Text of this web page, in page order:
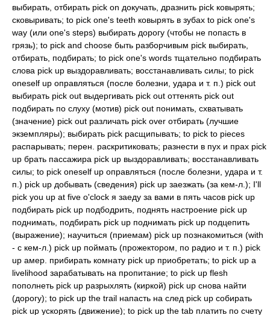
выбирать, отбирать pick on докучать, дразнить pick ковырять;
сковыривать; to pick one's teeth ковырять в зубах to pick one's
way (или one's steps) выбирать дорогу (чтобы не попасть в
грязь); to pick and choose быть разборчивым pick выбирать,
отбирать, подбирать; to pick one's words тщательно подбирать
слова pick up выздоравливать; восстанавливать силы; to pick
oneself up оправляться (после болезни, удара и т. п.) pick out
выбирать pick out выдергивать pick out оттенять pick out
подбирать по слуху (мотив) pick out понимать, схватывать
(значение) pick out различать pick over отбирать (лучшие
экземпляры); выбирать pick расщипывать; to pick to pieces
распарывать; перен. раскритиковать; разнести в пух и прах pick
up брать пассажира pick up выздоравливать; восстанавливать
силы; to pick oneself up оправляться (после болезни, удара и т.
п.) pick up добывать (сведения) pick up заезжать (за кем-л.); I'll
pick you up at five o'clock я заеду за вами в пять часов pick up
подбирать pick up подбодрить, поднять настроение pick up
поднимать, подбирать pick up поднимать pick up подцепить
(выражение); научиться (приемам) pick up познакомиться (with
- с кем-л.) pick up поймать (прожектором, по радио и т. п.) pick
up амер. прибирать комнату pick up приобретать; to pick up a
livelihood зарабатывать на пропитание; to pick up flesh
пополнеть pick up разрыхлять (киркой) pick up снова найти
(дорогу); to pick up the trail напасть на след pick up собирать
pick up ускорять (движение); to pick up the tab платить по счету